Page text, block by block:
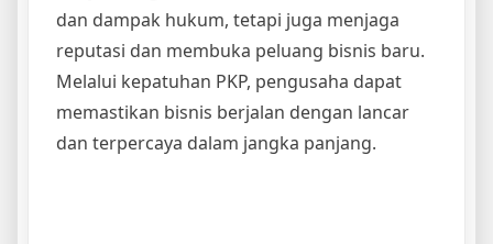
dan dampak hukum, tetapi juga menjaga
reputasi dan membuka peluang bisnis baru.
Melalui kepatuhan PKP, pengusaha dapat
memastikan bisnis berjalan dengan lancar
dan terpercaya dalam jangka panjang.